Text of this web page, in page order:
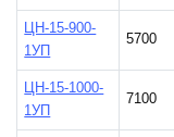
ЦН-15-900-
1УП
5700
ЦН-15-1000-
1УП
7100